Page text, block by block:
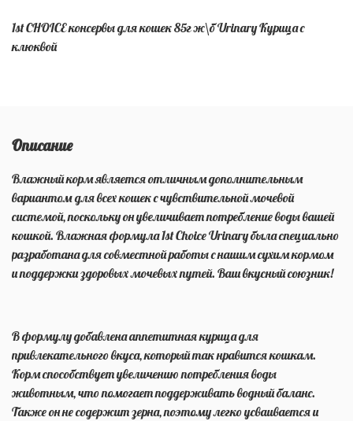
1st CHOICE консервы для кошек 85г ж\б Urinary Курица с
клюквой
Описание
Влажный корм является отличным дополнительным
вариантом для всех кошек с чувствительной мочевой
системой, поскольку он увеличивает потребление воды вашей
кошкой. Влажная формула 1st Choice Urinary была специально
разработана для совместной работы с нашим сухим кормом
и поддержки здоровых мочевых путей. Ваш вкусный союзник!
В формулу добавлена аппетитная курица для
привлекательного вкуса, который так нравится кошкам.
Корм способствует увеличению потребления воды
животным, что помогает поддерживать водный баланс.
Также он не содержит зерна, поэтому легко усваивается и